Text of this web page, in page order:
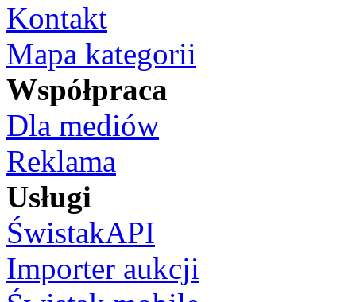
Kontakt
Mapa kategorii
Współpraca
Dla mediów
Reklama
Usługi
ŚwistakAPI
Importer aukcji